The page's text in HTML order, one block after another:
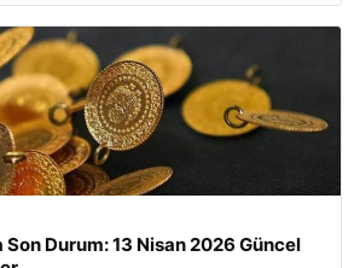
Son Durum: 13 Nisan 2026 Güncel